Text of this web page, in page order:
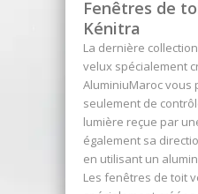
Fenêtres de
Kénitra
La dernière
velux spécialement
AluminiuMaroc vous
seulement de
lumière reçue par
également sa
en utilisant un
Les fenêtres de toit